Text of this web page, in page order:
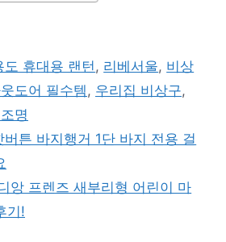
도 휴대용 랜턴, 리베서울, 비상
도어 필수템, 우리집 비상구,
명
튼 바지행거 1단 바지 전용 걸
앙 프렌즈 새부리형 어린이 마
기!